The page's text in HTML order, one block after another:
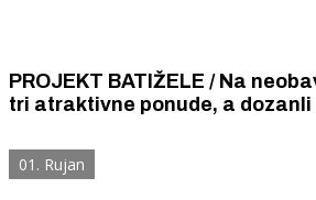
PROJEKT BATIŽELE / Na
tri atraktivne ponude, a dozanli
01. Rujan